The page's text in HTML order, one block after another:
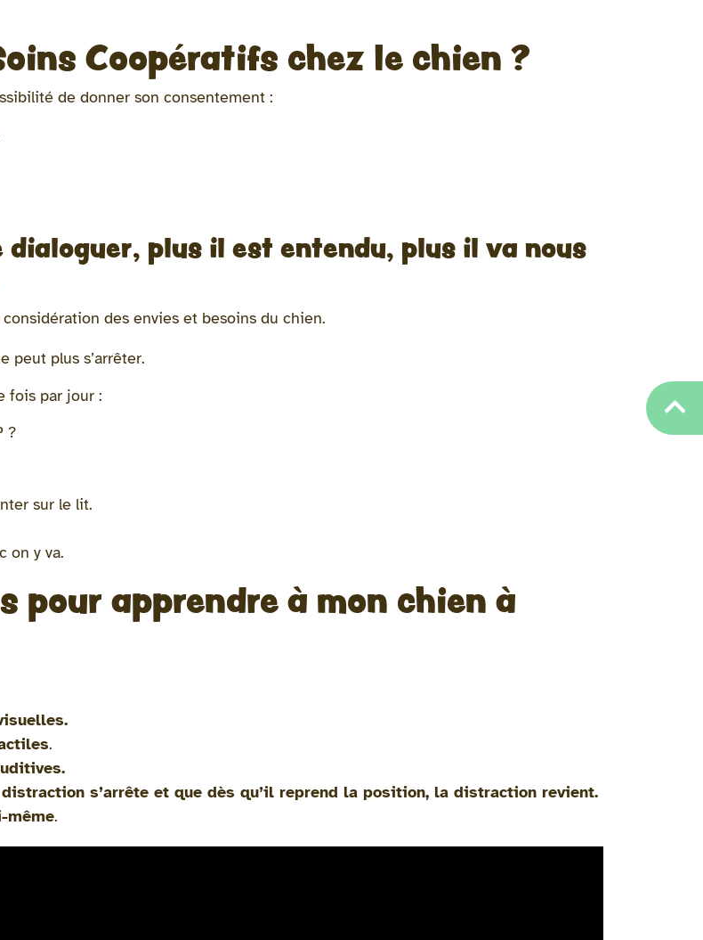
Coopératifs chez le chien ?
de donner son consentement :
plus il est entendu, plus il va nous
des envies et besoins du chien.
peut plus s’arrêter.
fois par jour :
?
sur le lit.
on y va.
pour apprendre à mon chien à
.
s’arrête et que dès qu’il reprend la position, la distraction revient.
même.